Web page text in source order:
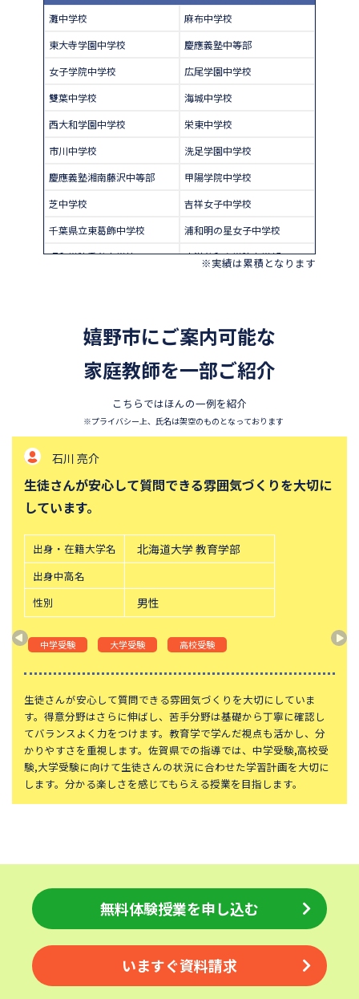
灘中学校
麻布中学校
東大寺学園中学校
慶應義塾中等部
女子学院中学校
広尾学園中学校
雙葉中学校
海城中学校
西大和学園中学校
栄東中学校
市川中学校
洗足学園中学校
慶應義塾湘南藤沢中等部
甲陽学院中学校
芝中学校
吉祥女子中学校
千葉県立東葛飾中学校
浦和明の星女子中学校
昭和学院秀英中学校
東洋英和女学院中学部
北嶺中学校
白百合学園中学校
サレジオ学院中学校
東邦大学付属東邦中学校
東京農業大学第一高等学校中
立教新座中学校
桐朋中学校
東京都市大学付属中学校
三田国際科学学園中学校
青山学院中等部
帝塚山中学校
中央大学附属横浜中学校
六甲学院中学校
青山学院横浜英和中学校
東山中学校
山手学院中学校
函館ラ・サール中学校
城北中学校
神奈川大学附属中学校
大宮開成中学校
法政大学第二中学校
品川女子学院中等部
東京都立桜修館中等教育学校
学習院中等科
頌栄女子学院中学校
田園調布学園中等部
江戸川学園取手中学校
山脇学園中学校
恵泉女学園中学校
千代田区立九段中等教育学校
大妻中学校
滝中学校
淑徳中学校
昭和女子大学附属昭和中学校
細田学園中学校
帝京大学中学校
※実績は累積となります
嬉野市にご案内可能な
家庭教師を一部ご紹介
こちらではほんの一例を紹介
※プライバシー上、氏名は架空のものとなっております
石川 亮介
生徒さんが安心して質問できる雰囲気づくりを大切に
しています。
出身・在籍大学名 北海道大学 教育学部
出身中高名
性別
男性
中学受験 大学受験 高校受験
生徒さんが安心して質問できる雰囲気づくりを大切にしていま
す。得意分野はさらに伸ばし、苦手分野は基礎から丁寧に確認し
てバランスよく力をつけます。教育学で学んだ視点も活かし、分
かりやすさを重視します。佐賀県での指導では、中学受験,高校受
験,大学受験に向けて生徒さんの状況に合わせた学習計画を大切に
します。分かる楽しさを感じてもらえる授業を目指します。
無料体験授業を申し込む
いますぐ資料請求